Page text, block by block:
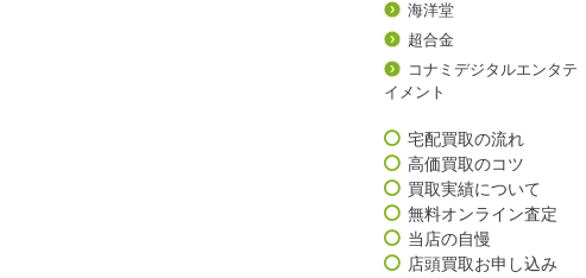
海洋堂
超合金
コナミデジタルエンタテ
イメント
宅配買取の流れ
高価買取のコツ
買取実績について
無料オンライン査定
当店の自慢
店頭買取お申し込み